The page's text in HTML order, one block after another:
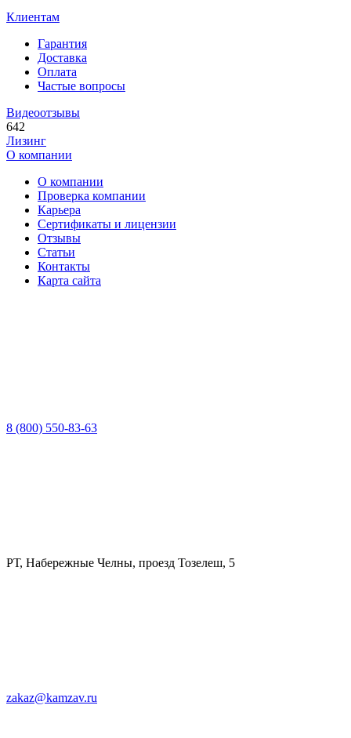
Клиентам
Гарантия
Доставка
Оплата
Частые вопросы
Видеоотзывы
642
Лизинг
О компании
О компании
Проверка компании
Карьера
Сертификаты и лицензии
Отзывы
Статьи
Контакты
Карта сайта
8 (800) 550-83-63
РТ, Набережные Челны, проезд Тозелеш, 5
zakaz@kamzav.ru